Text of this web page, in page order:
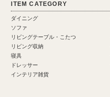
ITEM CATEGORY
ダイニング
ソファ
リビングテーブル・こたつ
リビング収納
寝具
ドレッサー
インテリア雑貨